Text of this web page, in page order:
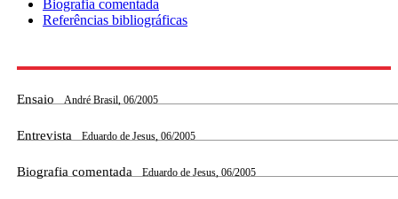
Biografia comentada
Referências bibliográficas
Ensaio André Brasil, 06/2005
Entrevista Eduardo de Jesus, 06/2005
Biografia comentada Eduardo de Jesus, 06/2005